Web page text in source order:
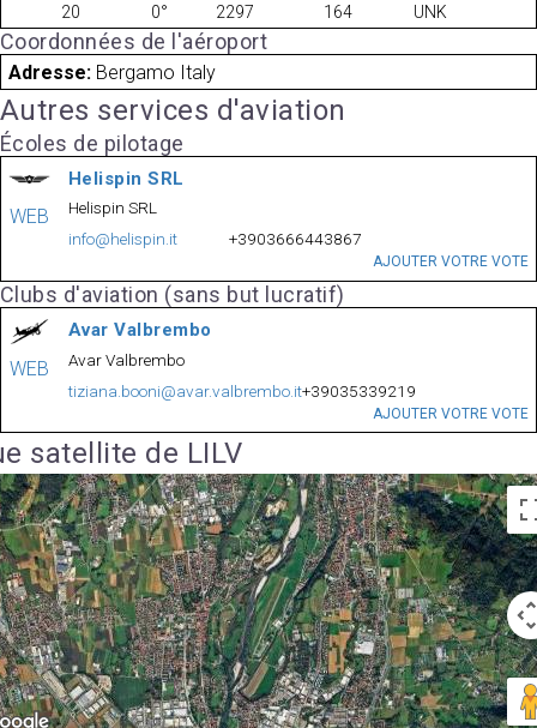
20
0° 2297 164 UNK
Coordonnées de l'aéroport
Adresse: Bergamo Italy
Autres services d'aviation
Écoles de pilotage
WEB
Helispin SRL
Helispin SRL
info@helispin.it
+3903666443867
AJOUTER VOTRE VOTE
Clubs d'aviation (sans but lucratif)
WEB
Avar Valbrembo
Avar Valbrembo
tiziana.booni@avar.valbrembo.it+39035339219
AJOUTER VOTRE VOTE
satellite de LILV